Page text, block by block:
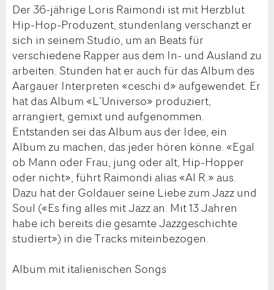
Der 36-jährige Loris Raimondi ist mit Herzblut
Hip-Hop-Produzent, stundenlang verschanzt er
sich in seinem Studio, um an Beats für
verschiedene Rapper aus dem In- und Ausland zu
arbeiten. Stunden hat er auch für das Album des
Aargauer Interpreten «ceschi d» aufgewendet. Er
hat das Album «L’Universo» produziert,
arrangiert, gemixt und aufgenommen.
Entstanden sei das Album aus der Idee, ein
Album zu machen, das jeder hören könne. «Egal
ob Mann oder Frau, jung oder alt, Hip-Hopper
oder nicht», führt Raimondi alias «Al R.» aus.
Dazu hat der Goldauer seine Liebe zum Jazz und
Soul («Es fing alles mit Jazz an. Mit 13 Jahren
habe ich bereits die gesamte Jazzgeschichte
studiert») in die Tracks miteinbezogen.
Album mit italienischen Songs